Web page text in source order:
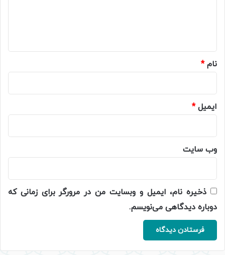
نام*
ایمیل*
وب‌ سایت
ذخیره نام، ایمیل و وبسایت من در مرورگر برای زمانی که
دوباره دیدگاهی می‌نویسم.